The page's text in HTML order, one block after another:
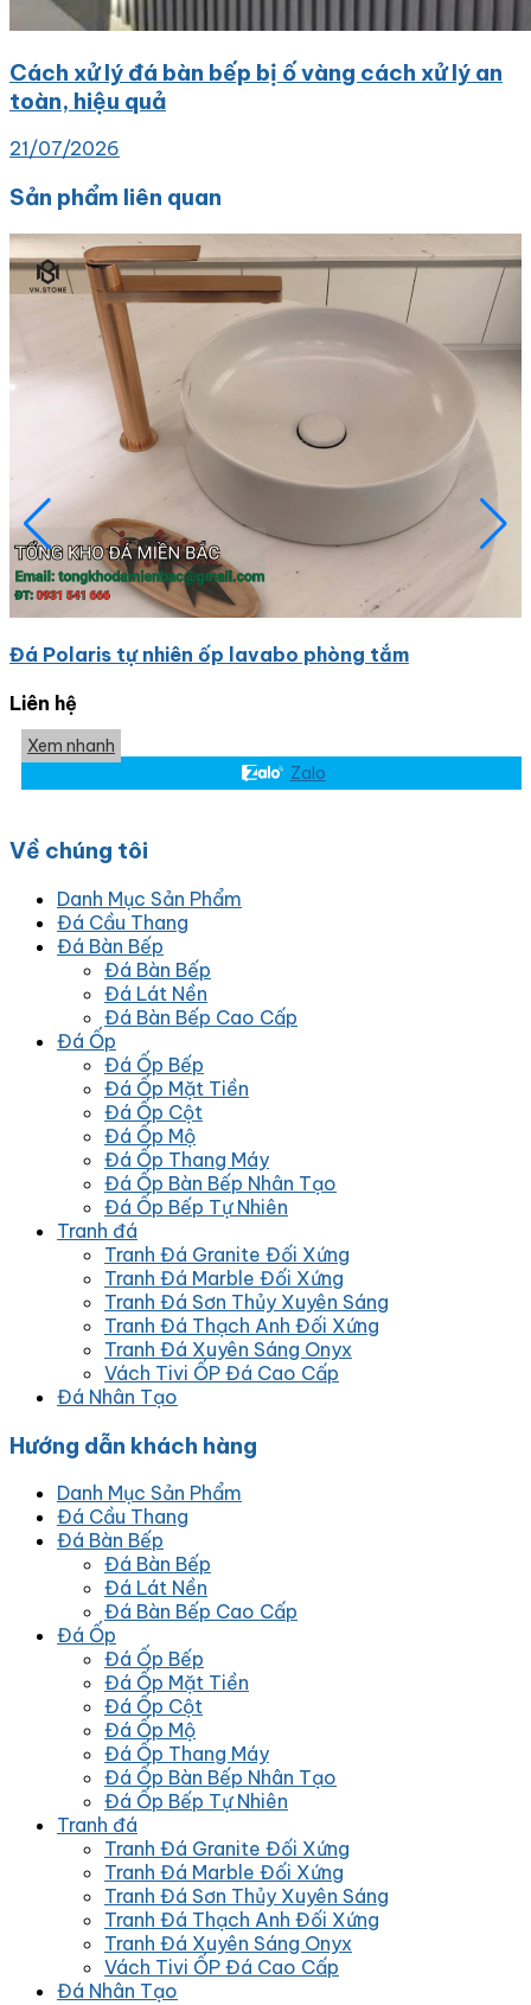
Cách xử lý đá bàn bếp bị ố vàng cách xử lý an
toàn, hiệu quả
21/07/2026
Sản phẩm liên quan
Đá Polaris tự nhiên ốp lavabo phòng tắm
Liên hệ
Xem nhanh
Zalo
Về chúng tôi
Danh Mục Sản Phẩm
Đá Cầu Thang
Đá Bàn Bếp
Đá Bàn Bếp
Đá Lát Nền
Đá Bàn Bếp Cao Cấp
Đá Ốp
Đá Ốp Bếp
Đá Ốp Mặt Tiền
Đá Ốp Cột
Đá Ốp Mộ
Đá Ốp Thang Máy
Đá Ốp Bàn Bếp Nhân Tạo
Đá Ốp Bếp Tự Nhiên
Tranh đá
Tranh Đá Granite Đối Xứng
Tranh Đá Marble Đối Xứng
Tranh Đá Sơn Thủy Xuyên Sáng
Tranh Đá Thạch Anh Đối Xứng
Tranh Đá Xuyên Sáng Onyx
Vách Tivi ỐP Đá Cao Cấp
Đá Nhân Tạo
Hướng dẫn khách hàng
Danh Mục Sản Phẩm
Đá Cầu Thang
Đá Bàn Bếp
Đá Bàn Bếp
Đá Lát Nền
Đá Bàn Bếp Cao Cấp
Đá Ốp
Đá Ốp Bếp
Đá Ốp Mặt Tiền
Đá Ốp Cột
Đá Ốp Mộ
Đá Ốp Thang Máy
Đá Ốp Bàn Bếp Nhân Tạo
Đá Ốp Bếp Tự Nhiên
Tranh đá
Tranh Đá Granite Đối Xứng
Tranh Đá Marble Đối Xứng
Tranh Đá Sơn Thủy Xuyên Sáng
Tranh Đá Thạch Anh Đối Xứng
Tranh Đá Xuyên Sáng Onyx
Vách Tivi ỐP Đá Cao Cấp
Đá Nhân Tạo